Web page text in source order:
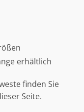
erhältlich
finden Sie
Seite.